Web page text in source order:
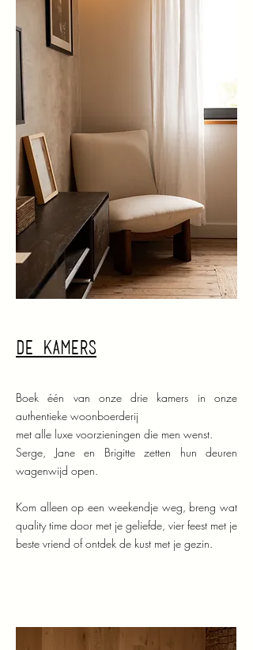
de kamers
Boek één van onze drie kamers in onze
authentieke woonboerderij
met alle luxe voorzieningen die men wenst.
Serge, Jane en Brigitte zetten hun deuren
wagenwijd open.
Kom alleen op een weekendje weg, breng wat
quality time door met je geliefde, vier feest met je
beste vriend of ontdek de kust met je gezin.